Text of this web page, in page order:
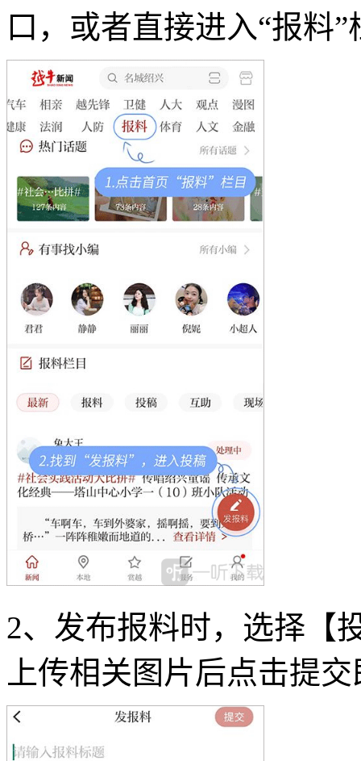
口，或者直接进入“报料
2、发布报料时，选择【
上传相关图片后点击提